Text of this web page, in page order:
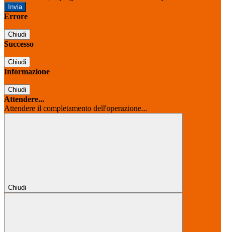
Errore
Chiudi
Successo
Chiudi
Informazione
Chiudi
Attendere...
Attendere il completamento dell'operazione...
Chiudi